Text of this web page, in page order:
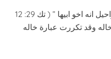
ويقول يعقوب ” واخبر يعقوب راحيل انه اخو ابيها ” ( تك 29: 12
وقد تكررت عبارة خاله